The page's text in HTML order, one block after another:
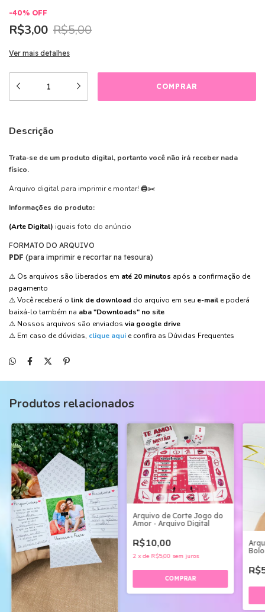
-40% OFF
R$3,00 R$5,00
Ver mais detalhes
Descrição
Trata-se de um produto digital, portanto você não irá receber nada
físico.
Arquivo digital para imprimir e montar! 🖨️✂️
Informações do produto:
(Arte Digital) iguais foto do anúncio
FORMATO DO ARQUIVO
PDF (para imprimir e recortar na tesoura)
⚠️ Os arquivos são liberados em até 20 minutos após a confirmação de
pagamento
⚠️ Você receberá o link de download do arquivo em seu e-mail e poderá
baixá-lo também na aba "Downloads" no site
⚠️ Nossos arquivos são enviados via google drive
⚠️ Em caso de dúvidas, clique aqui e confira as Dúvidas Frequentes
Produtos relacionados
Arquivo de Corte Jogo do
Amor - Arquivo Digital
R$10,00
2 xde R$5,00 sem juros